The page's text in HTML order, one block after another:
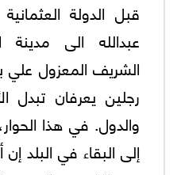
عبدالله الى
الشريف المعزول علي
رجلين يعرفان تبدل
والدول. في هذا
إلى البقاء في البلد